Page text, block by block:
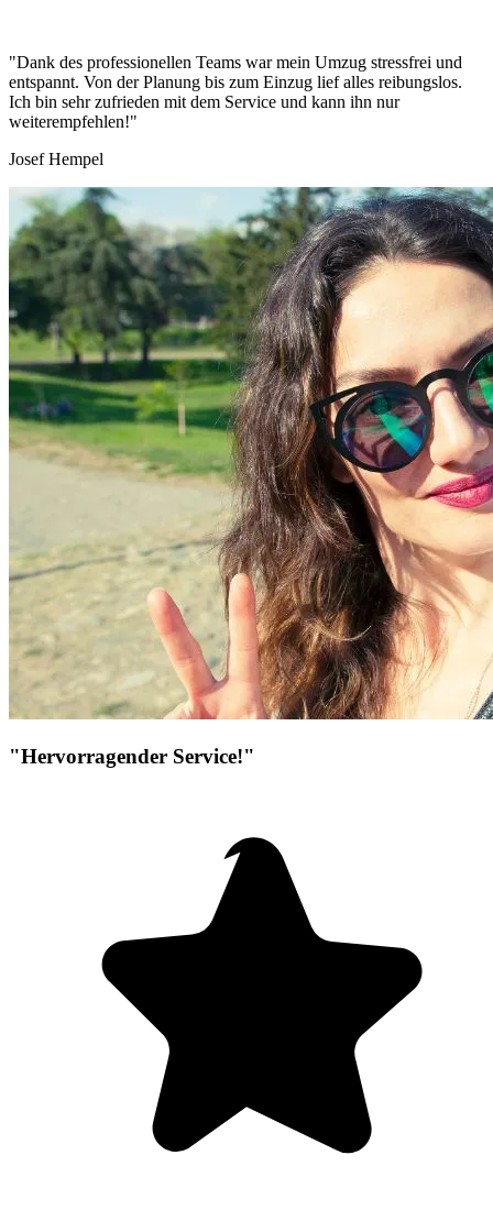
"Dank des professionellen Teams war mein Umzug stressfrei und
entspannt. Von der Planung bis zum Einzug lief alles reibungslos.
Ich bin sehr zufrieden mit dem Service und kann ihn nur
weiterempfehlen!"
Josef Hempel
"Hervorragender Service!"